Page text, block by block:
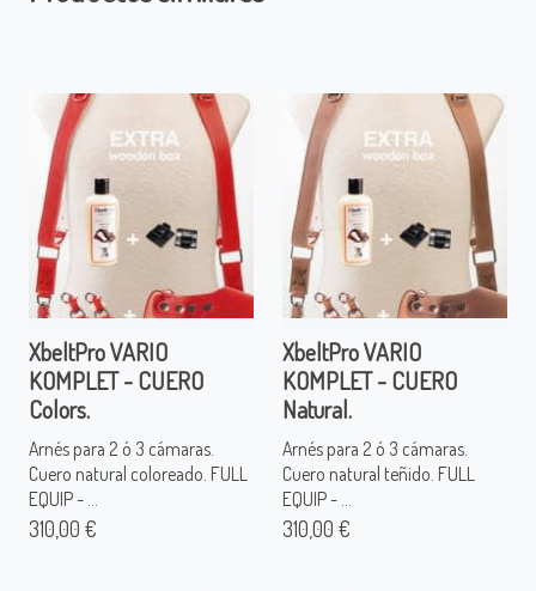
XbeltPro VARIO
KOMPLET - CUERO
Colors.
Arnés para 2 ó 3 cámaras.
Cuero natural coloreado. FULL
EQUIP - ...
310,00 €
XbeltPro VARIO
KOMPLET - CUERO
Natural.
Arnés para 2 ó 3 cámaras.
Cuero natural teñido. FULL
EQUIP - ...
310,00 €